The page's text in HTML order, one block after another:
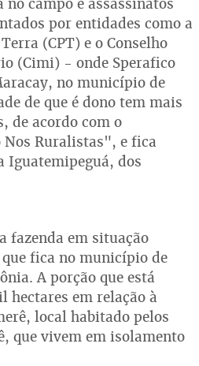
por entidades como a
(CPT) e o Conselho
(Cimi) - onde Sperafico
no município de
de que é dono tem mais
de acordo com o
Ruralistas", e fica
Iguatemipeguá, dos
fazenda em situação
que fica no município de
A porção que está
hectares em relação à
local habitado pelos
que vivem em isolamento